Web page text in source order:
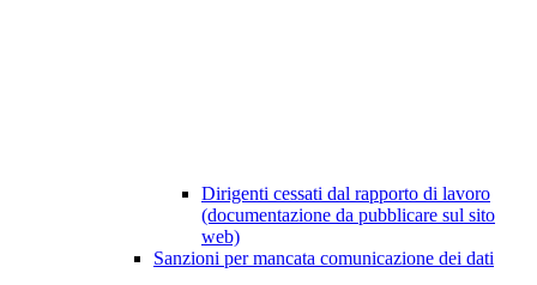
Dirigenti cessati dal rapporto di lavoro
(documentazione da pubblicare sul sito
web)
Sanzioni per mancata comunicazione dei dati